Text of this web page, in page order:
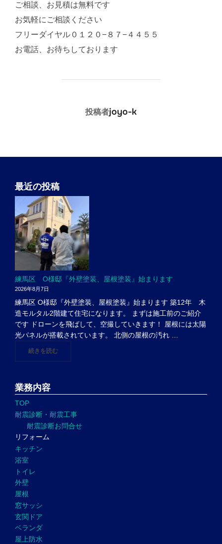
ご相談、お見積は無料です
お気軽にご相談ください
フリーダイヤル０１２０−８７−４４５５
お電話、お待ちしております
投稿者
投稿者joyo-k
最近の投稿
練馬区 O様邸『外壁塗装、屋根塗装』始まります
2026年8月7日
練馬区 O様邸『外壁塗装、屋根塗装』始まります 築12年 木
造モルタル2階建て住宅になります。 まずは施工前のご紹介
です ドローンを飛ばして、空撮していきます！ 屋根には太陽
光パネルが搭載されています。 北側の屋根の汚れ …
続きを読む"練馬区 O様邸『外壁塗装、屋根塗装』始まります"
業務内容
TOP
耐震診断・耐震工事
耐震診断お問合せ
リフォーム
キッチン
浴室
トイレ
外壁
屋根
窓サッシ
玄関ドア
ベランダ
屋上防水